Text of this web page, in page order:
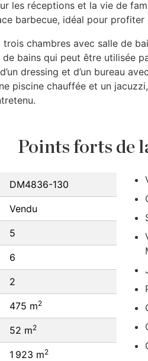
les réceptions et la vie de
barbecue, idéal pour
chambres avec salle de
bains qui peut être utilisée
dressing et d’un bureau
piscine chauffée et un
Points forts de
DM4836-130
Vendu
5
6
2
475 m2
52 m2
1 923 m2